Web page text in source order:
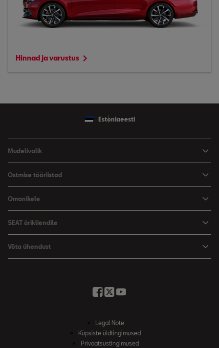
Hinnad ja varustus
Estoniaeesti
Mudelivalik
Leon
Leon Sportstourer
Ostmise tööriistad
Varustus ja tehnilised andmed
Broneeri proovisõit
Omanikele
Varuosad
Garantii
SEAT ärikliendile
Võta ühendust
Legal Note
Küpsiste üldtingimused
Privaatsustingimused